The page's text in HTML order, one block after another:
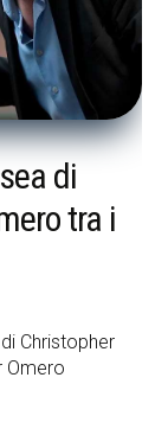
di
tra i
Christopher
Omero